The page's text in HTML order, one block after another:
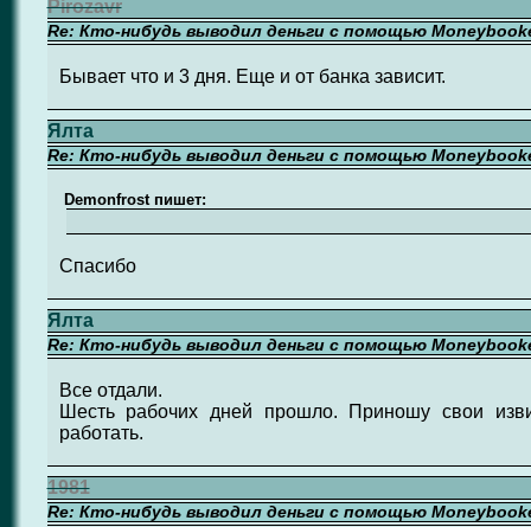
Pirozavr
Re: Кто-нибудь выводил деньги с помощью
Бывает что и 3 дня. Еще и от банка зависит.
Ялта
Re: Кто-нибудь выводил деньги с помощью
Demonfrost пишет:
Спасибо
Ялта
Re: Кто-нибудь выводил деньги с помощью
Все отдали.
Шесть рабочих дней прошло. Приношу свои
работать.
1981
Re: Кто-нибудь выводил деньги с помощью